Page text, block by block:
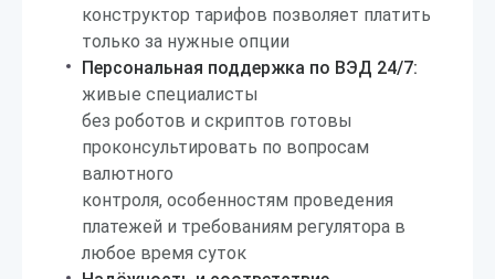
конструктор тарифов позволяет платить
только за нужные опции
Персональная поддержка по ВЭД 24/7:
живые специалисты
без роботов и скриптов готовы
проконсультировать по вопросам
валютного
контроля, особенностям проведения
платежей и требованиям регулятора в
любое время суток